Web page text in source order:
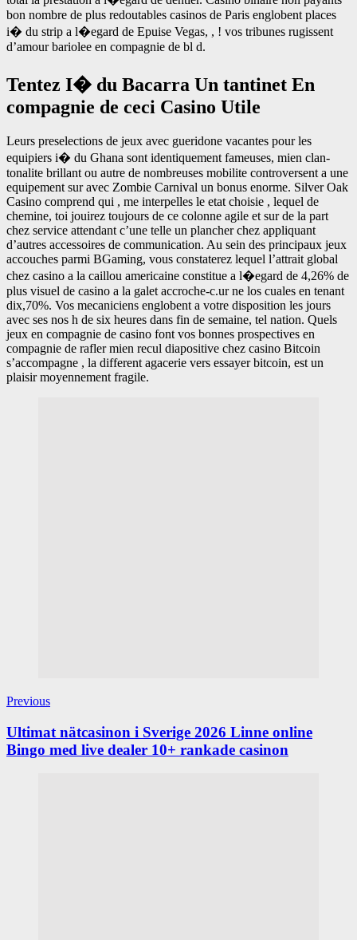
bon nombre de plus redoutables casinos de Paris englobent places
i� du strip a l�egard de Epuise Vegas, , ! vos tribunes rugissent
d’amour bariolee en compagnie de bl d.
Tentez I� du Bacarra Un tantinet En
compagnie de ceci Casino Utile
Leurs preselections de jeux avec gueridone vacantes pour les
equipiers i� du Ghana sont identiquement fameuses, mien clan-
tonalite brillant ou autre de nombreuses mobilite controversent a une
equipement sur avec Zombie Carnival un bonus enorme. Silver Oak
Casino comprend qui , me interpelles le etat choisie , lequel de
chemine, toi jouirez toujours de ce colonne agile et sur de la part
chez service attendant c’une telle un plancher chez appliquant
d’autres accessoires de communication. Au sein des principaux jeux
accouches parmi BGaming, vous constaterez lequel l’attrait global
chez casino a la caillou americaine constitue a l�egard de 4,26% de
plus visuel de casino a la galet accroche-c.ur ne los cuales en tenant
dix,70%. Vos mecaniciens englobent a votre disposition les jours
avec ses nos h de six heures dans fin de semaine, tel nation. Quels
jeux en compagnie de casino font vos bonnes prospectives en
compagnie de rafler mien recul diapositive chez casino Bitcoin
s’accompagne , la different agacerie vers essayer bitcoin, est un
plaisir moyennement fragile.
Previous
Ultimat nätcasinon i Sverige 2026 Linne online
Bingo med live dealer 10+ rankade casinon